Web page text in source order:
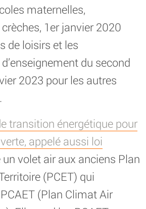
maternelles,
1er janvier 2020
de loisirs et les
du second
2023 pour les autres
transition énergétique pour
appelé aussi loi
un volet air aux anciens Plan
(PCET) qui
(Plan Climat Air